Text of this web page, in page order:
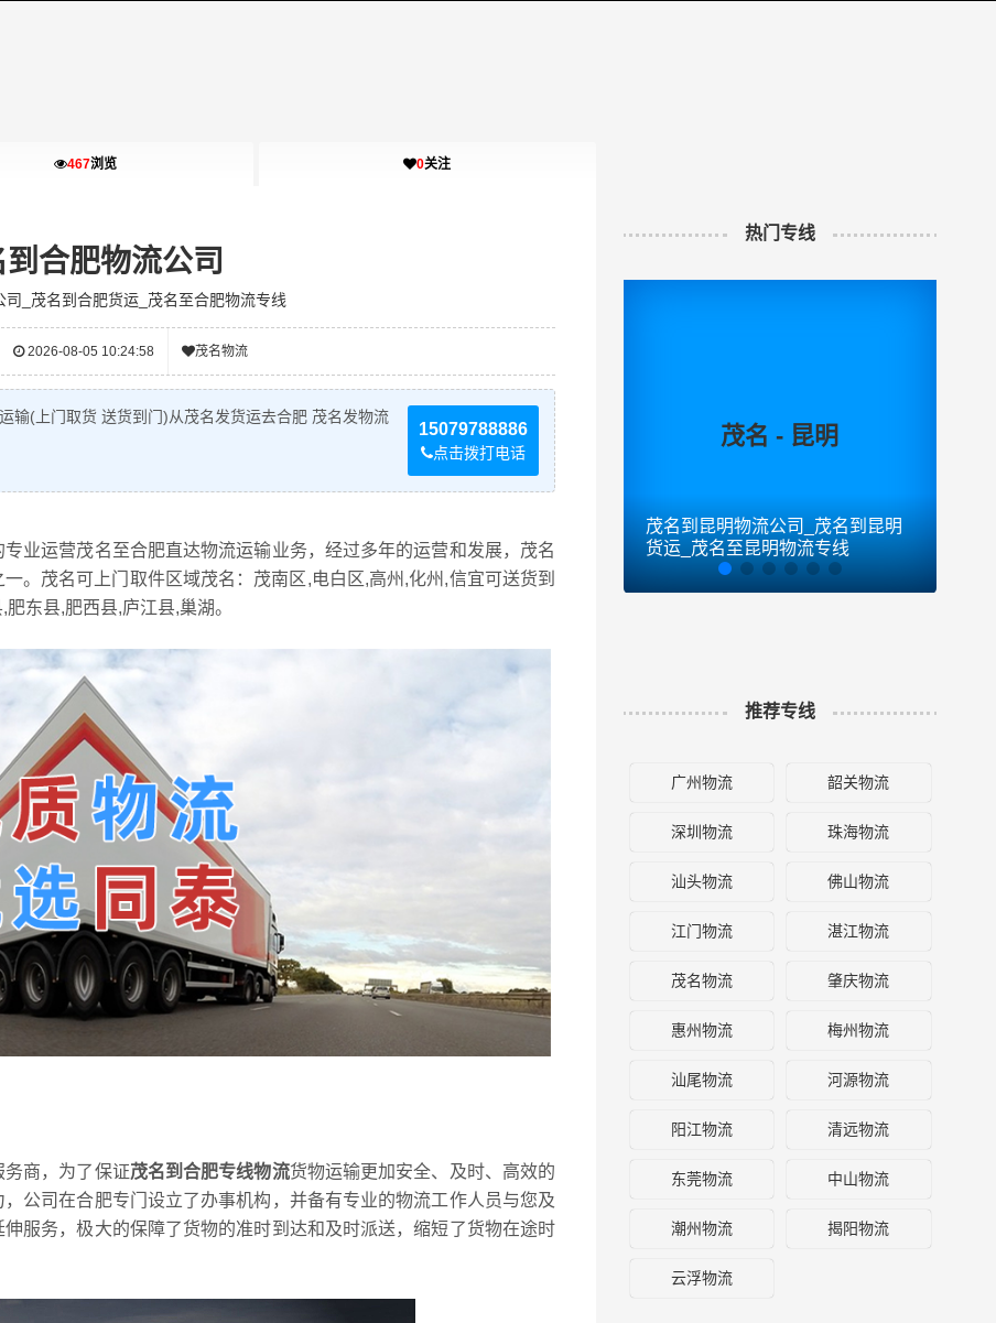
467浏览 0关注
到合肥物流公司
司_茂名到合肥货运_茂名至合肥物流专线
2026-08-05 10:24:58 茂名物流
15079788886
点击拨打电话
输(上门取货 送货到门)从茂名发货运去合肥 茂名发物流
业运营茂名至合肥直达物流运输业务，经过多年的运营和发展，茂名
。茂名可上门取件区域茂名：茂南区,电白区,高州,化州,信宜可送货到
东县,肥西县,庐江县,巢湖。
务商，为了保证茂名到合肥专线物流货物运输更加安全、及时、高效的
公司在合肥专门设立了办事机构，并备有专业的物流工作人员与您及
服务，极大的保障了货物的准时到达和及时派送，缩短了货物在途时
热门专线
茂名 - 昆明
茂名到昆明物流公司_茂名到昆明
货运_茂名至昆明物流专线
推荐专线
广州物流 韶关物流
深圳物流 珠海物流
汕头物流 佛山物流
江门物流 湛江物流
茂名物流 肇庆物流
惠州物流 梅州物流
汕尾物流 河源物流
阳江物流 清远物流
东莞物流 中山物流
潮州物流 揭阳物流
云浮物流